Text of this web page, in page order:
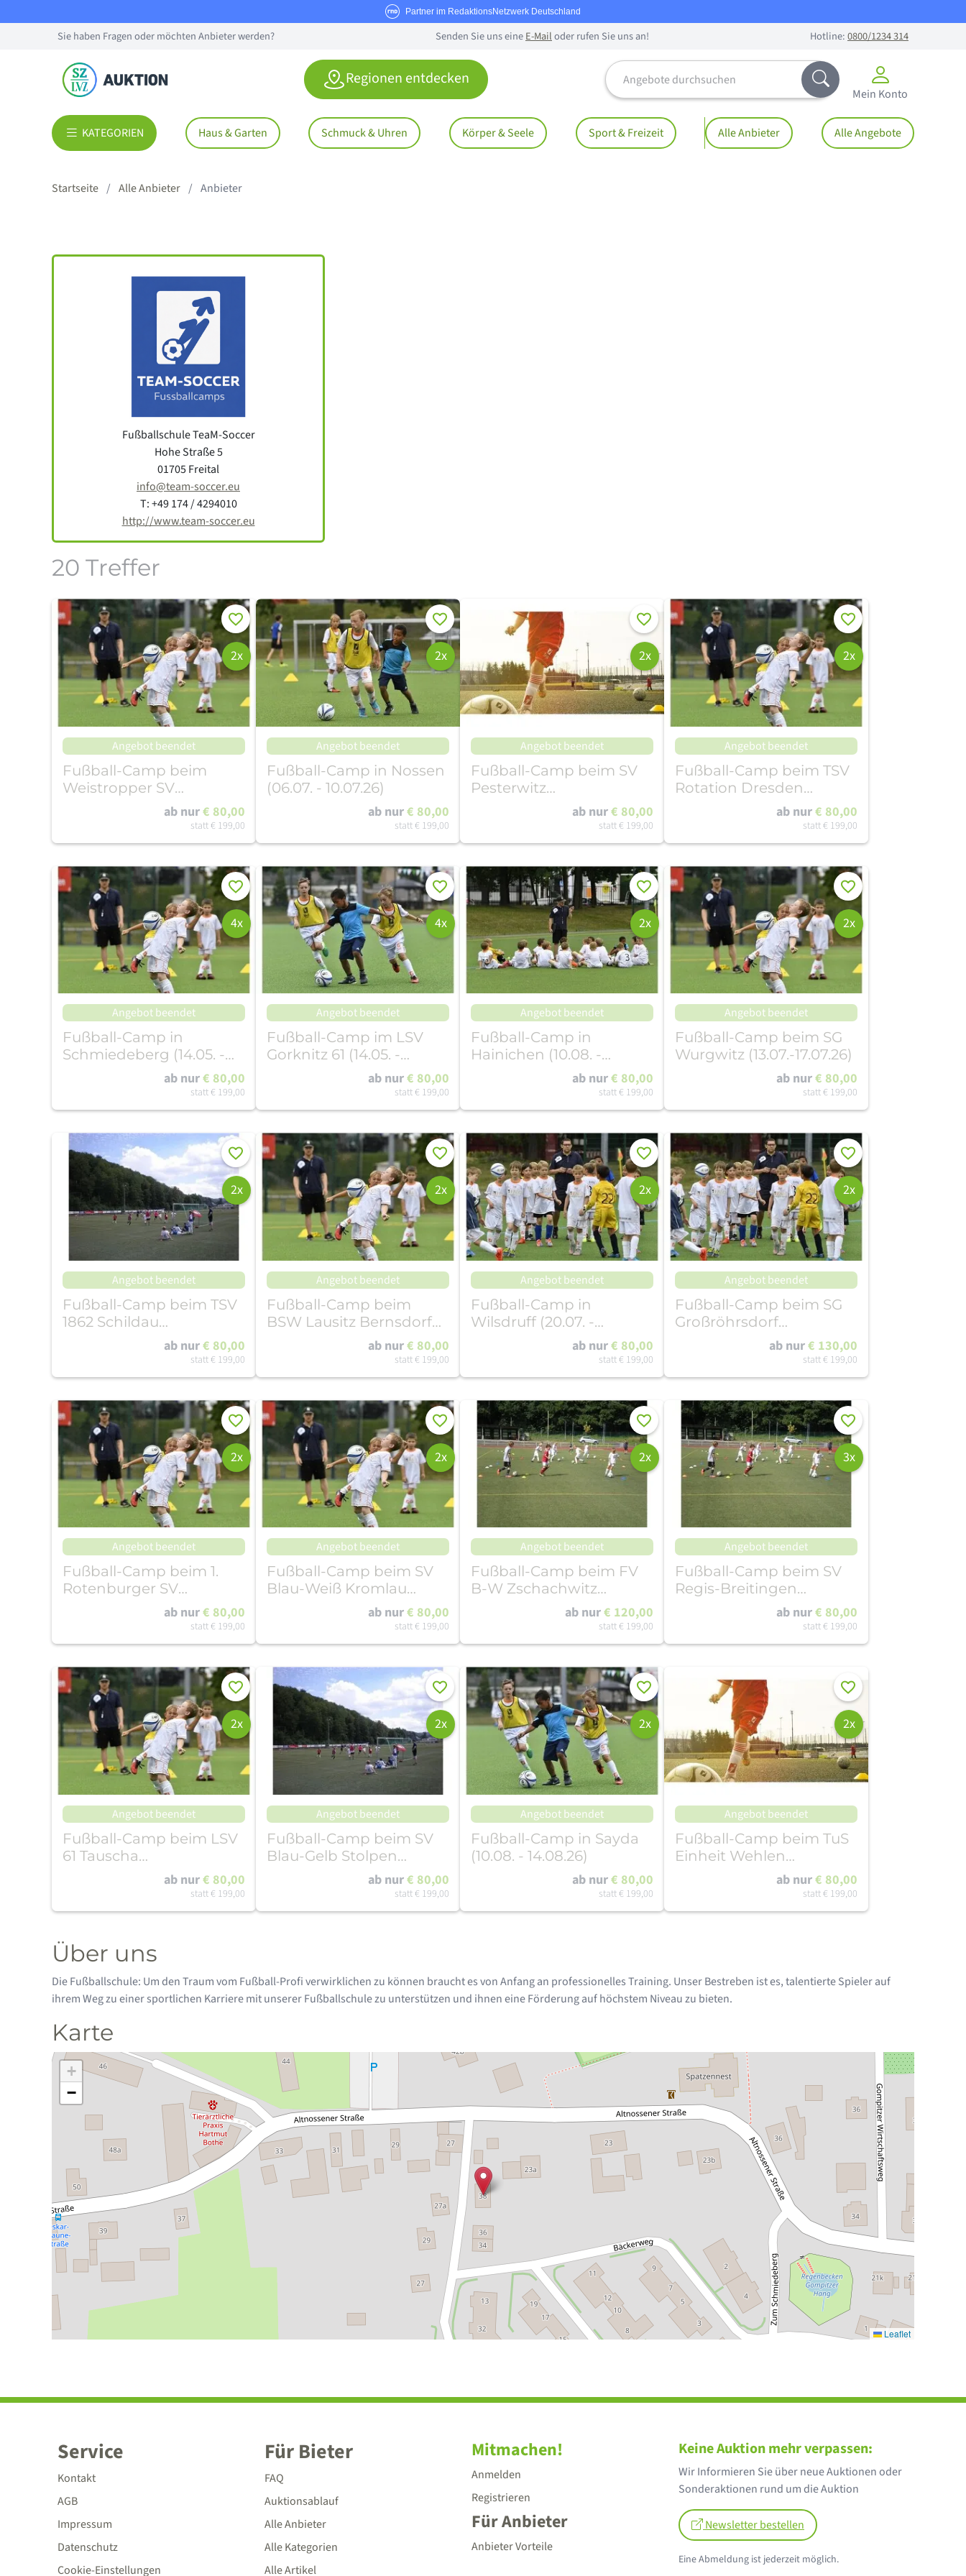
Partner im RedaktionsNetzwerk Deutschland
Sie haben Fragen oder möchten Anbieter werden? Senden Sie uns eineE-Mailoder rufen Sie uns an! Hotline:0800/1234 314
Regionen entdecken
Angebote durchsuchen
Abschicken
Mein Konto
KATEGORIEN Haus & Garten Schmuck & Uhren Körper & Seele Sport & Freizeit Alle Anbieter Alle Angebote
Startseite Alle Anbieter Anbieter
Fußballschule TeaM-Soccer
Hohe Straße 5
01705 Freital
info@team-soccer.eu
T: +49 174 / 4294010
http://www.team-soccer.eu
20 Treffer
Merken
2x
Angebot beendet
Fußball-Camp beim
Weistropper SV
ab nur€ 80,00
statt€ 199,00
Merken
2x
Angebot beendet
Fußball-Camp in Nossen
(06.07. - 10.07.26)
ab nur€ 80,00
statt€ 199,00
Merken
2x
Angebot beendet
Fußball-Camp beim SV
Pesterwitz
(03.08.-07.08.26)ab nur€ 80,00
statt€ 199,00
Merken
2x
Angebot beendet
Fußball-Camp beim TSV
Rotation Dresden
(10.08.-14.08.26)ab nur€ 80,00
statt€ 199,00
Merken
4x
Angebot beendet
Fußball-Camp in
Schmiedeberg (14.05. -
ab nur€ 80,00
statt€ 199,00
Merken
4x
Angebot beendet
Fußball-Camp im LSV
Gorknitz 61 (14.05. -
ab nur€ 80,00
statt€ 199,00
Merken
2x
Angebot beendet
Fußball-Camp in
Hainichen (10.08. -
ab nur€ 80,00
statt€ 199,00
Merken
2x
Angebot beendet
Fußball-Camp beim SG
Wurgwitz (13.07.-17.07.26)
ab nur€ 80,00
statt€ 199,00
Merken
2x
Angebot beendet
Fußball-Camp beim TSV
1862 Schildau
(20.07.-24.07.26)ab nur€ 80,00
statt€ 199,00
Merken
2x
Angebot beendet
Fußball-Camp beim
BSW Lausitz Bernsdorf
(13.07.-17.07.26)ab nur€ 80,00
statt€ 199,00
Merken
2x
Angebot beendet
Fußball-Camp in
Wilsdruff (20.07. -
ab nur€ 80,00
statt€ 199,00
Merken
2x
Angebot beendet
Fußball-Camp beim SG
Großröhrsdorf
(06.07.-10.07.26)ab nur€ 130,00
statt€ 199,00
Merken
2x
Angebot beendet
Fußball-Camp beim 1.
Rotenburger SV
(03.07.-05.07.26)ab nur€ 80,00
statt€ 199,00
Merken
2x
Angebot beendet
Fußball-Camp beim SV
Blau-Weiß Kromlau
(10.08.-14.08.26)ab nur€ 80,00
statt€ 199,00
Merken
2x
Angebot beendet
Fußball-Camp beim FV
B-W Zschachwitz
(06.07.-10.07.26)ab nur€ 120,00
statt€ 199,00
Merken
3x
Angebot beendet
Fußball-Camp beim SV
Regis-Breitingen
(06.07.-10.07.26)ab nur€ 80,00
statt€ 199,00
Merken
2x
Angebot beendet
Fußball-Camp beim LSV
61 Tauscha
(13.07.-17.07.26)ab nur€ 80,00
statt€ 199,00
Merken
2x
Angebot beendet
Fußball-Camp beim SV
Blau-Gelb Stolpen
(20.07.-24.07.26)ab nur€ 80,00
statt€ 199,00
Merken
2x
Angebot beendet
Fußball-Camp in Sayda
(10.08. - 14.08.26)
ab nur€ 80,00
statt€ 199,00
Merken
2x
Angebot beendet
Fußball-Camp beim TuS
Einheit Wehlen
(03.08.-07.08.26)ab nur€ 80,00
statt€ 199,00
Über uns
Die Fußballschule: Um den Traum vom Fußball-Profi verwirklichen zu können braucht es von Anfang an professionelles Training. Unser Bestreben ist es, talentierte Spieler auf
ihrem Weg zu einer sportlichen Karriere mit unserer Fußballschule zu unterstützen und ihnen eine Förderung auf höchstem Niveau zu bieten.
Karte
+
−
Leaflet
Service
Kontakt
AGB
Impressum
Datenschutz
Cookie-Einstellungen
Für Bieter
FAQ
Auktionsablauf
Alle Anbieter
Alle Kategorien
Alle Artikel
Mitmachen!
Anmelden
Registrieren
Für Anbieter
Anbieter Vorteile
Keine Auktion mehr verpassen:
Wir Informieren Sie über neue Auktionen oder
Sonderaktionen rund um die Auktion
Newsletter bestellen
Eine Abmeldung ist jederzeit möglich.